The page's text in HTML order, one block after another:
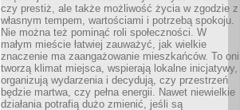
czy prestiż, ale także możliwość życia w zgodzie z
własnym tempem, wartościami i potrzebą spokoju.
Nie można też pominąć roli społeczności. W
małym mieście łatwiej zauważyć, jak wielkie
znaczenie ma zaangażowanie mieszkańców. To oni
tworzą klimat miejsca, wspierają lokalne inicjatywy,
organizują wydarzenia i decydują, czy przestrzeń
będzie martwa, czy pełna energii. Nawet niewielkie
działania potrafią dużo zmienić, jeśli są